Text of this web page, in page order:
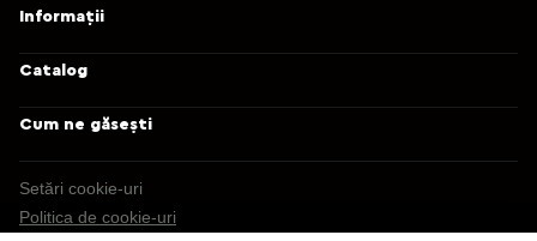
Informații
Catalog
Cum ne găsești
Setări cookie-uri
Politica de cookie-uri